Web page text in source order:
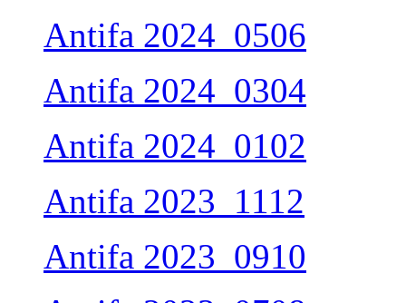
Antifa 2024_0506
Antifa 2024_0304
Antifa 2024_0102
Antifa 2023_1112
Antifa 2023_0910